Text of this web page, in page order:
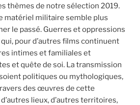
thèmes de notre sélection 2019.
matériel militaire semble plus
le passé. Guerres et oppressions
pour d’autres films continuent
intimes et familiales et
et quête de soi. La transmission
soient politiques ou mythologiques,
des œuvres de cette
lieux, d’autres territoires,